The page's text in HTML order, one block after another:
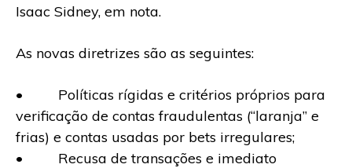
Isaac Sidney, em nota.
As novas diretrizes são as seguintes:
• Políticas rígidas e critérios próprios para
verificação de contas fraudulentas (“laranja” e
frias) e contas usadas por bets irregulares;
• Recusa de transações e imediato